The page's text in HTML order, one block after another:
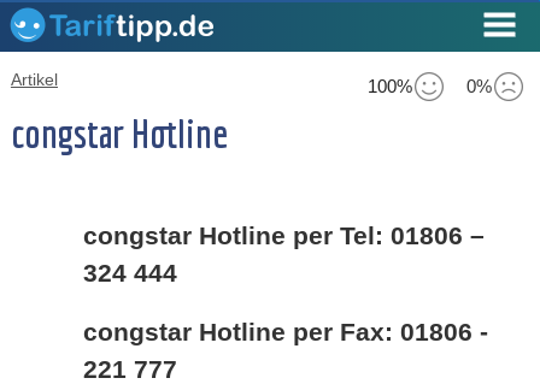
100% 0%
Artikel
congstar Hotline
congstar Hotline per Tel: 01806 –
324 444
congstar Hotline per Fax: 01806 -
221 777